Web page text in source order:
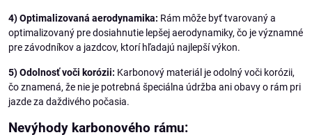
4) Optimalizovaná aerodynamika: Rám môže byť tvarovaný a
optimalizovaný pre dosiahnutie lepšej aerodynamiky, čo je významné
pre závodníkov a jazdcov, ktorí hľadajú najlepší výkon.
5) Odolnosť voči korózii: Karbonový materiál je odolný voči korózii,
čo znamená, že nie je potrebná špeciálna údržba ani obavy o rám pri
jazde za daždivého počasia.
Nevýhody karbonového rámu: